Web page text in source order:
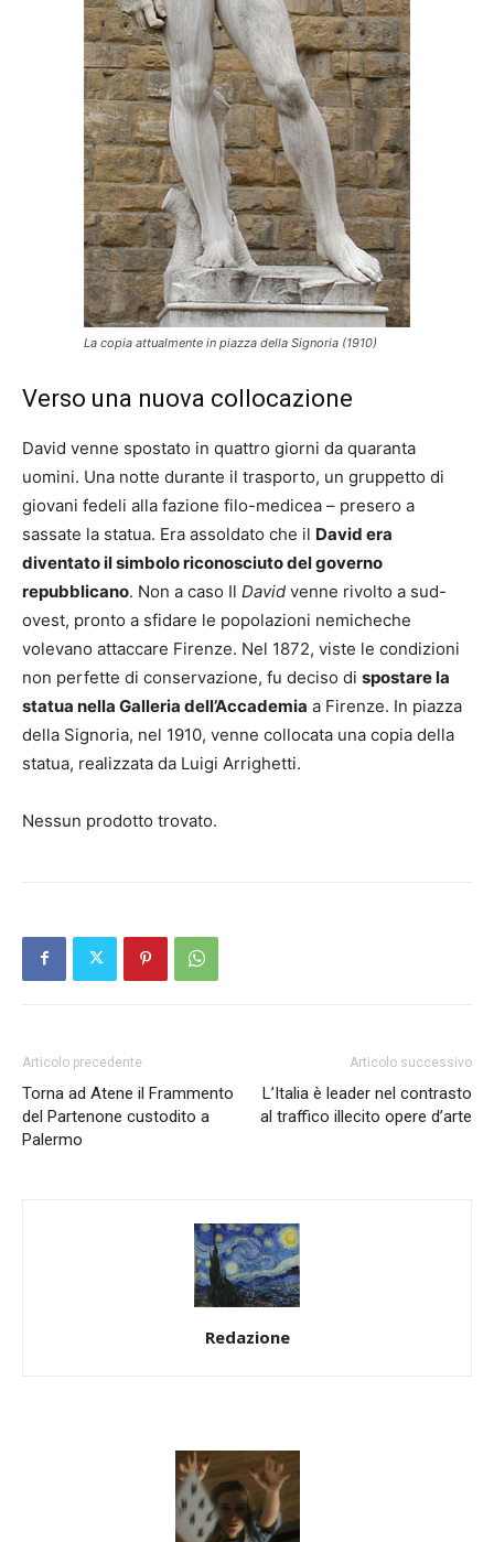
La copia attualmente in piazza della Signoria (1910)
Verso una nuova collocazione
David venne spostato in quattro giorni da quaranta
uomini. Una notte durante il trasporto, un gruppetto di
giovani fedeli alla fazione filo-medicea – presero a
sassate la statua. Era assoldato che il David era
diventato il simbolo riconosciuto del governo
repubblicano. Non a caso Il David venne rivolto a sud-
ovest, pronto a sfidare le popolazioni nemicheche
volevano attaccare Firenze. Nel 1872, viste le condizioni
non perfette di conservazione, fu deciso di spostare la
statua nella Galleria dell’Accademia a Firenze. In piazza
della Signoria, nel 1910, venne collocata una copia della
statua, realizzata da Luigi Arrighetti.
Nessun prodotto trovato.
Articolo precedente
Torna ad Atene il Frammento
del Partenone custodito a
Palermo
Articolo successivo
L’Italia è leader nel contrasto
al traffico illecito opere d’arte
Redazione